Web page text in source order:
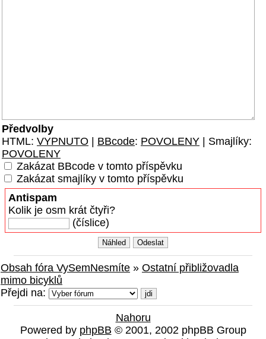
Předvolby
HTML: VYPNUTO BBcode: POVOLENY | Smajlíky:
POVOLENY
Zakázat BBcode v tomto příspěvku
Zakázat smajlíky v tomto příspěvku
Antispam
Kolik je osm krát čtyři?
(číslice)
Obsah fóra VySemNesmíte » Ostatní přibližovadla
mimo bicyklů
Přejdi na:
Nahoru
Powered by phpBB © 2001, 2002 phpBB Group